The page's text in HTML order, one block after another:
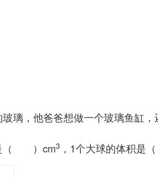
玻璃，他爸爸想做一个玻璃鱼
是（ ）cm3 ，1个大球的体积